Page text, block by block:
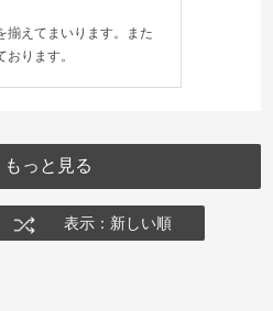
揃えてまいります。また
ります。
もっと見る
表示：新しい順